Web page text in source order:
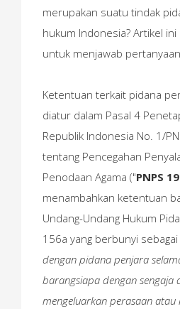
merupakan suatu tindak
hukum Indonesia? Artikel
untuk menjawab
Ketentuan terkait pidana
diatur dalam Pasal 4
Republik Indonesia No. 1/
tentang Pencegahan
Penodaan Agama ("PNPS
menambahkan ketentuan
Undang-Undang Hukum
156a yang berbunyi
dengan pidana penjara
barangsiapa dengan sengaja
mengeluarkan perasaan atau